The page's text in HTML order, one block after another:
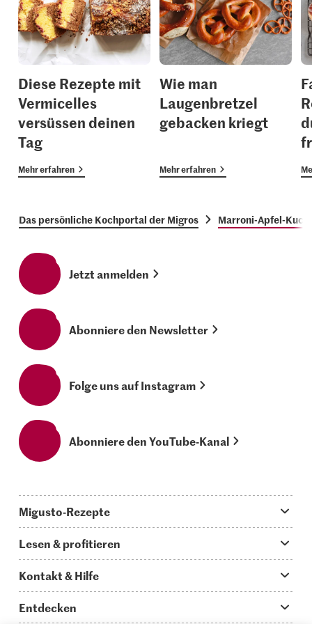
Diese Rezepte mit
Vermicelles
versüssen deinen
Tag
Mehr erfahren
Wie man
Laugenbretzel
gebacken kriegt
Mehr erfahren
Das persönliche Kochportal der Migros Marroni-Apfel-
Jetzt anmelden
Abonniere den Newsletter
Folge uns auf Instagram
Abonniere den YouTube-Kanal
Migusto-Rezepte
Was koche ich heute?
Hauptgerichte
Lesen & profitieren
Storys
Kontakt & Hilfe
Entdecken